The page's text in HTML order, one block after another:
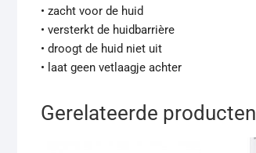
• zacht voor de huid
• versterkt de huidbarrière
• droogt de huid niet uit
• laat geen vetlaagje achter
Gerelateerde producten